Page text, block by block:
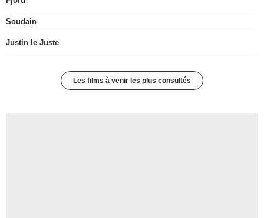
Soudain
Justin le Juste
Les films à venir les plus consultés